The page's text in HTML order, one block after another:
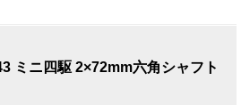
ミニ四駆 2×72mm六角シャフト